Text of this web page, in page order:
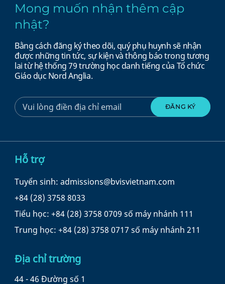
Mong muốn nhận thêm cập
nhật?
Bằng cách đăng ký theo dõi, quý phụ huynh sẽ nhận
được những tin tức, sự kiện và thông báo trong tương
lai từ hệ thống 79 trường học danh tiếng của Tổ chức
Giáo dục Nord Anglia.
Hỗ trợ
Tuyển sinh: admissions@bvisvietnam.com
+84 (28) 3758 8033
Tiểu học: +84 (28) 3758 0709 số máy nhánh 111
Trung học: +84 (28) 3758 0717 số máy nhánh 211
Địa chỉ trường
44 - 46 Đường số 1